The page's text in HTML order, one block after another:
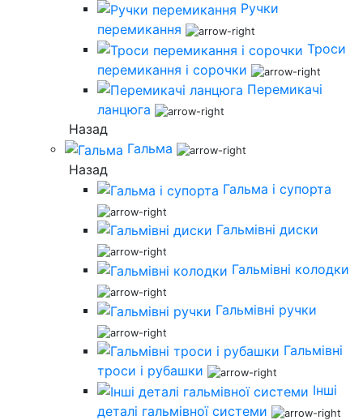
Ручки
перемикання
Троси
перемикання і сорочки
Перемикачі
ланцюга
Назад
Гальма
Назад
Гальма і супорта
Гальмівні диски
Гальмівні колодки
Гальмівні ручки
Гальмівні
троси і рубашки
Інші
деталі гальмівної системи